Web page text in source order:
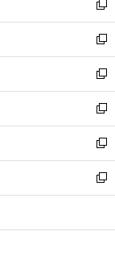
で
開
く
ド
ウ
で
開
く
ィ
ン
ド
ウ
で
開
く
い
ウ
ィ
ン
ド
ウ
で
開
く
新
し
い
ウ
ィ
ン
ド
ウ
で
開
く
新
し
い
ウ
ィ
ン
ド
ウ
で
開
新
し
い
ウ
ィ
ン
ド
ウ
開
新
し
い
ウ
ィ
ン
ウ
新
し
い
ウ
ン
新
し
ウ